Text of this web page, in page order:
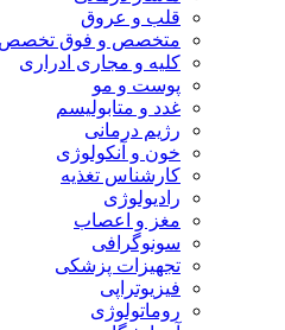
قلب و عروق
متخصص و فوق تخصص
کلیه و مجاری ادراری
پوست و مو
غدد و متابولیسم
رژیم درمانی
خون و آنکولوژی
کارشناس تغذیه
رادیولوژی
مغز و اعصاب
سونوگرافی
تجهیزات پزشکی
فیزیوتراپی
روماتولوژی